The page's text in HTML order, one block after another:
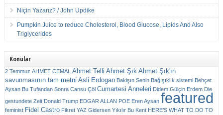
Niçin Yazarız? / John Updike
Pumpkin Juice to reduce Cholesterol, Blood Glucose, Lipids And Also
Triglycerides
Konular
2 Temmuz AHMET CEMAL Ahmet Telli Ahmet Şık Ahmet Şık'ın
savunmasının tam metni Asli Erdogan Bakişın Senin Bağışıklık sistemi Behçet
Aysan Bu Tufandan Sonra Cansu Çöl Cumartesi Anneleri Didem Gülçin Erdem Die
gestundete Zeit Donald Trump EDGAR ALLAN POE Eren Aysan featured
feminist Fidel Castro Fikret YAZ Gidersen Yıkılır Bu Kent HERE’S WHAT TO DO TO